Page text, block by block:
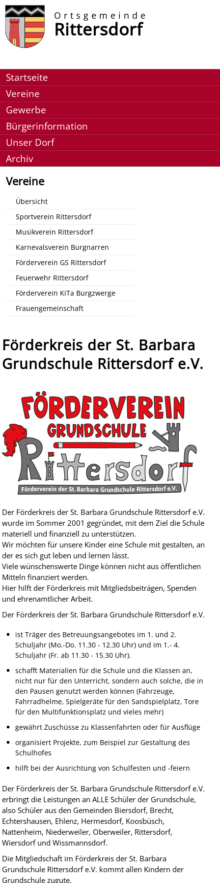
Ortsgemeinde
Rittersdorf
Startseite
Vereine
Gewerbe
Bürgerinformation
Unser Dorf
Archiv
Vereine
Übersicht
Sportverein Rittersdorf
Musikverein Rittersdorf
Karnevalsverein Burgnarren
Förderverein GS Rittersdorf
Feuerwehr Rittersdorf
Förderverein KiTa Burgzwerge
Frauengemeinschaft
Förderkreis der St. Barbara
Grundschule Rittersdorf e.V.
Der Förderkreis der St. Barbara Grundschule Rittersdorf e.V.
wurde im Sommer 2001 gegründet, mit dem Ziel die Schule
materiell und finanziell zu unterstützen.
Wir möchten für unsere Kinder eine Schule mit gestalten, an
der es sich gut leben und lernen lässt.
Viele wünschenswerte Dinge können nicht aus öffentlichen
Mitteln finanziert werden.
Hier hilft der Förderkreis mit Mitgliedsbeiträgen, Spenden
und ehrenamtlicher Arbeit.
Der Förderkreis der St. Barbara Grundschule Rittersdorf e.V.
ist Träger des Betreuungsangebotes im 1. und 2.
Schuljahr (Mo.-Do. 11.30 - 12.30 Uhr) und im 1.- 4.
Schuljahr (Fr. ab 11.30 - 15.30 Uhr).
schafft Materialien für die Schule und die Klassen an,
nicht nur für den Unterricht, sondern auch solche, die in
den Pausen genutzt werden können (Fahrzeuge,
Fahrradhelme, Spielgeräte für den Sandspielplatz, Tore
für den Multifunktionsplatz und vieles mehr)
gewährt Zuschüsse zu Klassenfahrten oder für Ausflüge
organisiert Projekte, zum Beispiel zur Gestaltung des
Schulhofes
hilft bei der Ausrichtung von Schulfesten und -feiern
Der Förderkreis der St. Barbara Grundschule Rittersdorf e.V.
erbringt die Leistungen an ALLE Schüler der Grundschule,
also Schüler aus den Gemeinden Biersdorf, Brecht,
Echtershausen, Ehlenz, Hermesdorf, Koosbüsch,
Nattenheim, Niederweiler, Oberweiler, Rittersdorf,
Wiersdorf und Wissmannsdorf.
Die Mitgliedschaft im Förderkreis der St. Barbara
Grundschule Rittersdorf e.V. kommt allen Kindern der
Grundschule zugute.